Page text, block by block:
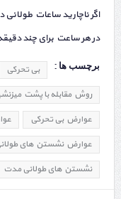
اگر ناچارید ساعات طولانی
در هر ساعت برای چند
برچسب ها : بی تحرکی
روش مقابله با پشت
عوارض بی تحرکی
عوارض نشستن های
نشستن های طولانی مدت